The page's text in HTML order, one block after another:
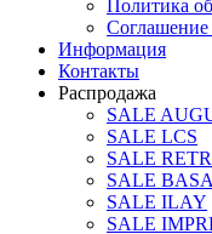
Политика
Соглашение
Информация
Контакты
Распродажа
SALE
SALE LCS
SALE
SALE
SALE ILAY
SALE